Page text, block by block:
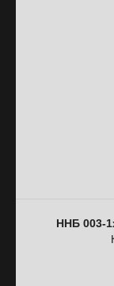
ННБ 003-